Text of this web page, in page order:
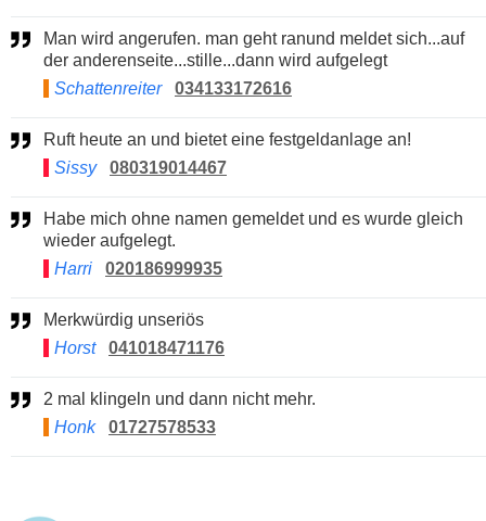
Man wird angerufen. man geht ranund meldet sich...auf
der anderenseite...stille...dann wird aufgelegt
Schattenreiter
034133172616
Ruft heute an und bietet eine festgeldanlage an!
Sissy
080319014467
Habe mich ohne namen gemeldet und es wurde gleich
wieder aufgelegt.
Harri
020186999935
Merkwürdig unseriös
Horst
041018471176
2 mal klingeln und dann nicht mehr.
Honk
01727578533